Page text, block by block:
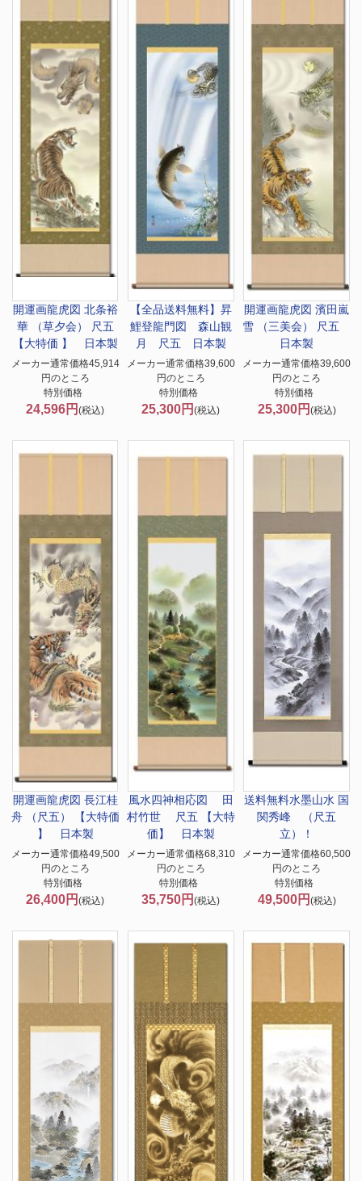
開運画龍虎図 北条裕
華 （草夕会） 尺五
【大特価 】 日本製
メーカー通常価格45,914
円のところ
特別価格
24,596円(税込)
【全品送料無料】 昇
鯉登龍門図 森山観
月 尺五 日本製
メーカー通常価格39,600
円のところ
特別価格
25,300円(税込)
開運画龍虎図 濱田嵐
雪 （三美会） 尺五
日本製
メーカー通常価格39,600
円のところ
特別価格
25,300円 (税込)
開運画龍虎図 長江桂
舟 （尺五） 【大特価
】 日本製
メーカー通常価格49,500
円のところ
特別価格
26,400円(税込)
風水四神相応図 田
村竹世 尺五 【大特
価】 日本製
メーカー通常価格68,310
円のところ
特別価格
35,750円(税込)
送料無料水墨山水 国
関秀峰 （尺五
立）！
メーカー通常価格60,500
円のところ
特別価格
49,500円 (税込)